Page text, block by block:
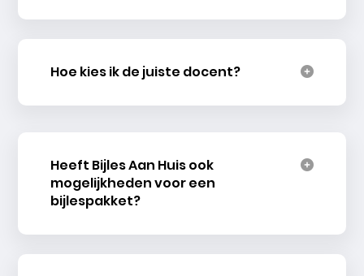
Hoe kies ik de juiste docent?
Heeft Bijles Aan Huis ook
mogelijkheden voor een
bijlespakket?